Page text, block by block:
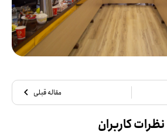
مقاله قبلی
نظرات کاربران